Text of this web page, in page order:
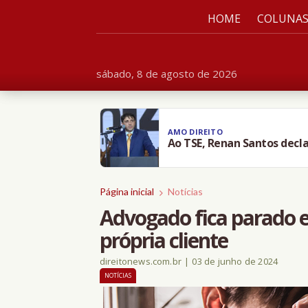
sábado, 8 de agosto de 2026
HOME COLUNAS
AMO DIREITO
Ao TSE, Renan Santos
Página inicial Notícias
Advogado fica parado
própria cliente
direitonews.com.br | 03 de junho de 2024
NOTÍCIAS